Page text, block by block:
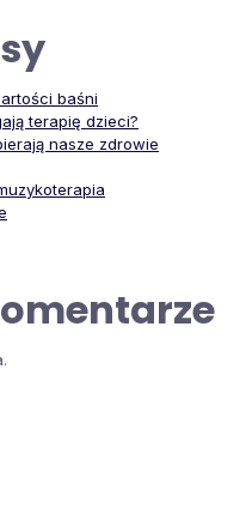
baśni
terapię dzieci?
nasze zdrowie